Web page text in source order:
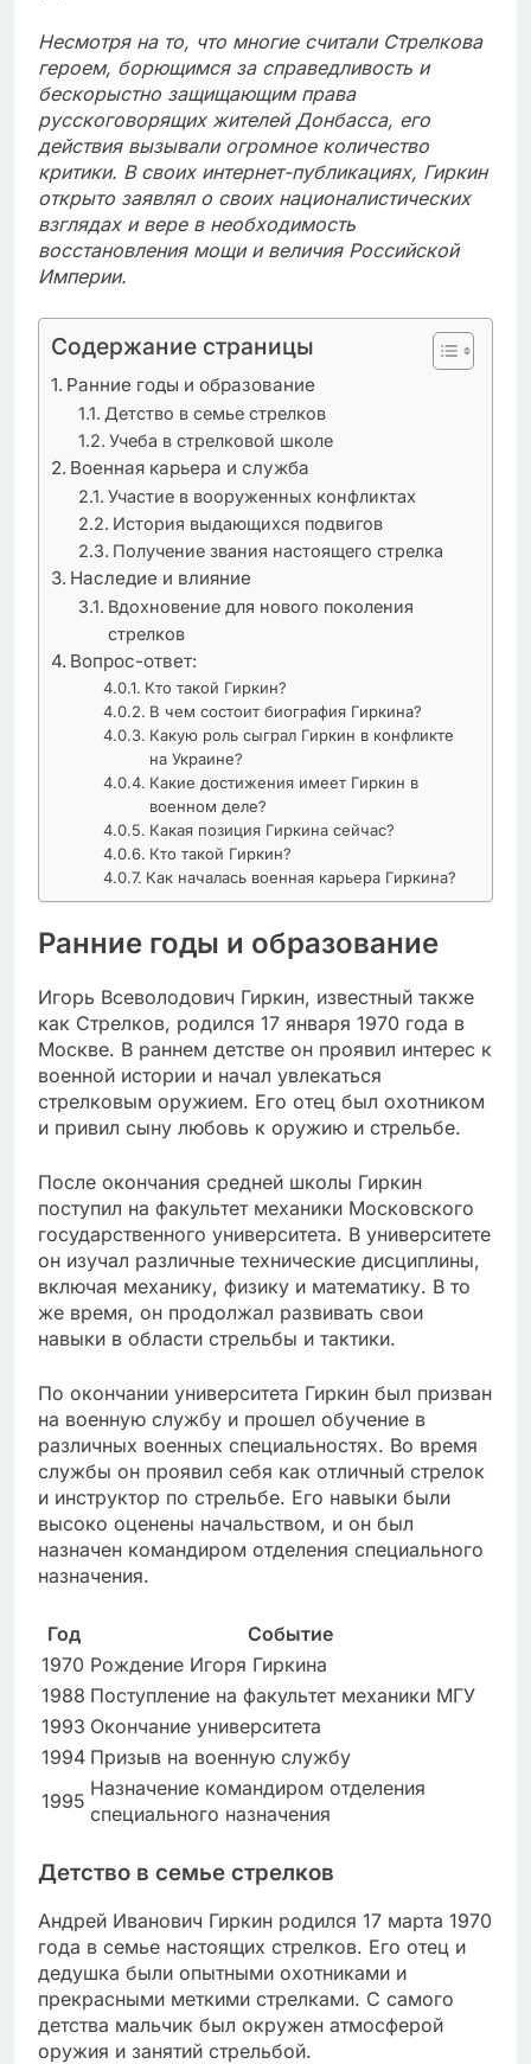
Несмотря на то, что многие считали Стрелкова
героем, борющимся за справедливость и
бескорыстно защищающим права
русскоговорящих жителей Донбасса, его
действия вызывали огромное количество
критики. В своих интернет-публикациях, Гиркин
открыто заявлял о своих националистических
взглядах и вере в необходимость
восстановления мощи и величия Российской
Империи.
Содержание страницы
Ранние годы и образование
Детство в семье стрелков
Учеба в стрелковой школе
Военная карьера и служба
Участие в вооруженных конфликтах
История выдающихся подвигов
Получение звания настоящего стрелка
Наследие и влияние
Вдохновение для нового поколения
стрелков
Вопрос-ответ:
Кто такой Гиркин?
В чем состоит биография Гиркина?
Какую роль сыграл Гиркин в конфликте
на Украине?
Какие достижения имеет Гиркин в
военном деле?
Какая позиция Гиркина сейчас?
Кто такой Гиркин?
Как началась военная карьера Гиркина?
Ранние годы и образование
Игорь Всеволодович Гиркин, известный также
как Стрелков, родился 17 января 1970 года в
Москве. В раннем детстве он проявил интерес к
военной истории и начал увлекаться
стрелковым оружием. Его отец был охотником
и привил сыну любовь к оружию и стрельбе.
После окончания средней школы Гиркин
поступил на факультет механики Московского
государственного университета. В университете
он изучал различные технические дисциплины,
включая механику, физику и математику. В то
же время, он продолжал развивать свои
навыки в области стрельбы и тактики.
По окончании университета Гиркин был призван
на военную службу и прошел обучение в
различных военных специальностях. Во время
службы он проявил себя как отличный стрелок
и инструктор по стрельбе. Его навыки были
высоко оценены начальством, и он был
назначен командиром отделения специального
назначения.
Год
Событие
1970 Рождение Игоря Гиркина
1988 Поступление на факультет механики МГУ
1993 Окончание университета
1994 Призыв на военную службу
1995
Назначение командиром отделения
специального назначения
Детство в семье стрелков
Андрей Иванович Гиркин родился 17 марта 1970
года в семье настоящих стрелков. Его отец и
дедушка были опытными охотниками и
прекрасными меткими стрелками. С самого
детства мальчик был окружен атмосферой
оружия и занятий стрельбой.